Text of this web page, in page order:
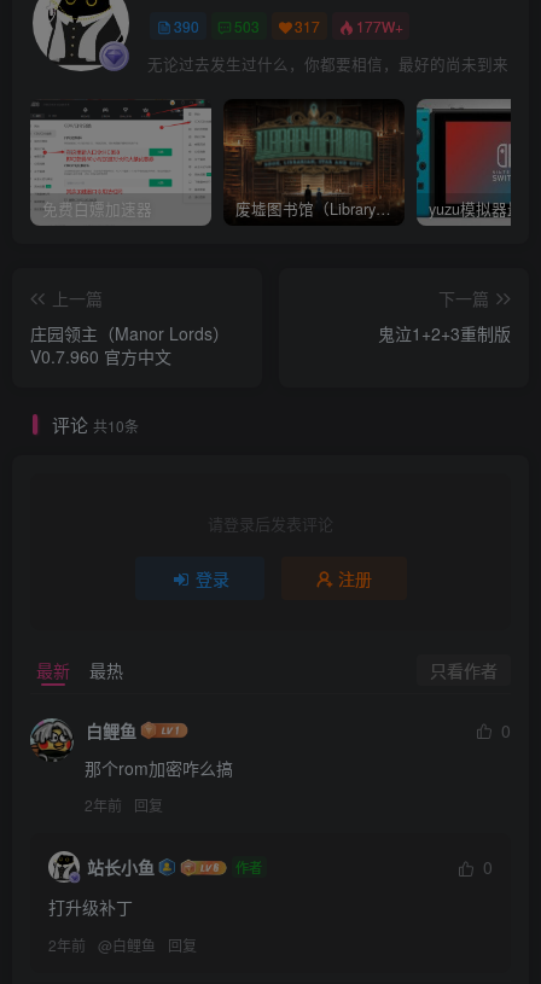
390 503 317 177W+
无论过去发生过什么，你都要相信，最好的尚未到来
免费白嫖加速器 废墟图书馆（Library Of Ruina）v1.1.0.6a13 官中 附yuzu模拟器 本体+1.0.3升补
上一篇
庄园领主（Manor Lords）
V0.7.960 官方中文
下一篇
鬼泣1+2+3重制版
评论 共10条
请登录后发表评论
登录 注册
最新 最热 只看作者
白鲤鱼
0
那个rom加密咋么搞
2年前 回复
站长小鱼 作者
0
打升级补丁
2年前 @白鲤鱼 回复